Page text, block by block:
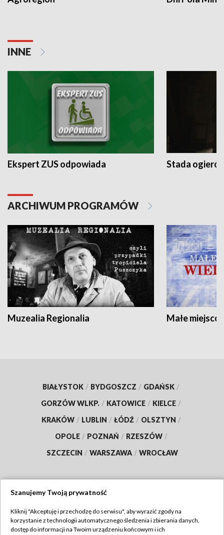
INNE
Ekspert ZUS odpowiada Stada
ARCHIWUM PROGRAMÓW
Muzealia Regionalia Małe
BIAŁYSTOK / BYDGOSZCZ / GDAŃSK /
GORZÓW WLKP. / KATOWICE / KIELCE /
KRAKÓW / LUBLIN / ŁÓDŹ / OLSZTYN /
OPOLE / POZNAŃ / RZESZÓW /
SZCZECIN / WARSZAWA / WROCŁAW
TVP
Szanujemy Twoją prywatność
Kliknij "Akceptuję i przechodzę do serwisu", aby wyrazić zgody na
korzystanie z technologii automatycznego śledzenia i zbierania danych,
dostęp do informacji na Twoim urządzeniu końcowym i ich